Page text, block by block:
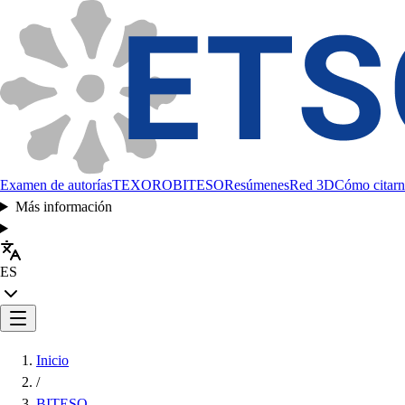
Examen de autoríasTEXOROBITESOResúmenesRed 3DCómo
Más información
ES
Inicio
/